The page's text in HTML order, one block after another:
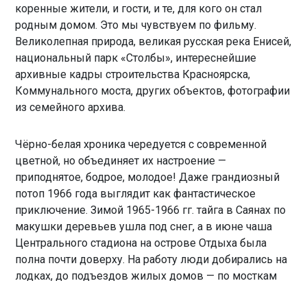
коренные жители, и гости, и те, для кого он стал
родным домом. Это мы чувствуем по фильму.
Великолепная природа, великая русская река Енисей,
национальный парк «Столбы», интереснейшие
архивные кадры строительства Красноярска,
Коммунального моста, других объектов, фотографии
из семейного архива.
Чёрно-белая хроника чередуется с современной
цветной, но объединяет их настроение —
приподнятое, бодрое, молодое! Даже грандиозный
потоп 1966 года выглядит как фантастическое
приключение. Зимой 1965-1966 гг. тайга в Саянах по
макушки деревьев ушла под снег, а в июне чаша
Центрального стадиона на острове Отдыха была
полна почти доверху. На работу люди добирались на
лодках, до подъездов жилых домов — по мосткам